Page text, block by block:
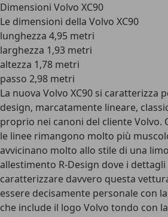
Dimensioni Volvo XC90
Le dimensioni della Volvo XC90
lunghezza 4,95 metri
larghezza 1,93 metri
altezza 1,78 metri
passo 2,98 metri
La nuova Volvo XC90 si caratterizza
design, marcatamente lineare,
proprio nei canoni del cliente Volvo.
le linee rimangono molto più
avvicinano molto allo stile di una
allestimento R-Design dove i
caratterizzare davvero questa
essere decisamente personale con
che include il logo Volvo tondo con